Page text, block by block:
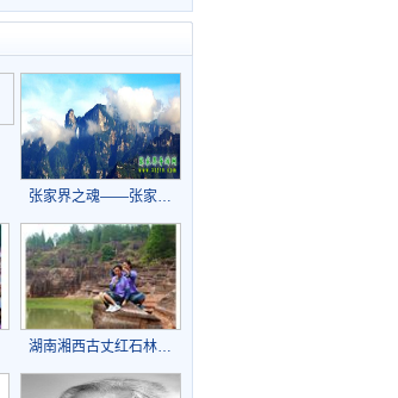
张家界之魂——张家…
湖南湘西古丈红石林…